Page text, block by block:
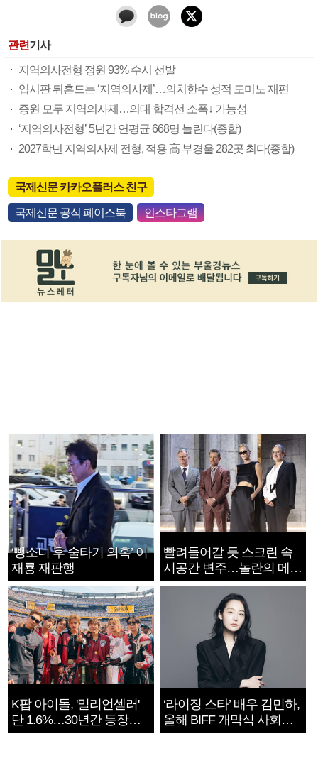
관련기사
지역의사전형 정원 93% 수시 선발
입시판 뒤흔드는 ‘지역의사제’…의치한수 성적 도미노 재편
증원 모두 지역의사제…의대 합격선 소폭↓ 가능성
‘지역의사전형’ 5년간 연평균 668명 늘린다(종합)
2027학년 지역의사제 전형, 적용 高 부경울 282곳 최다(종합)
국제신문 카카오플러스 친구
국제신문 공식 페이스북 인스타그램
‘뺑소니 후 술타기 의혹’ 이
재룡 재판행
빨려들어갈 듯 스크린 속
시공간 변주…놀란의 메시
지는 ‘전쟁 속죄’
K팝 아이돌, '밀리언셀러'
단 1.6%…30년간 등장
1182개팀 전수조사
‘라이징 스타’ 배우 김민하,
올해 BIFF 개막식 사회자
확정